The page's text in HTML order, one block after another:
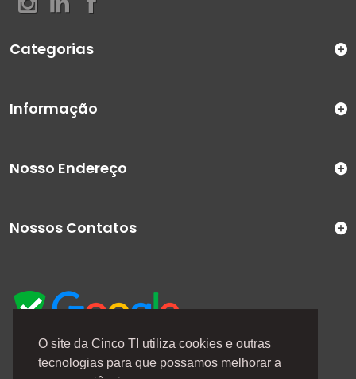
O site da Cinco TI utiliza cookies e outras
tecnologias para que possamos melhorar a
Categorias
Informação
A Cinco TI (5TI) é uma marca registrada de CINCO TI
Nosso Endereço
Nossos Contatos